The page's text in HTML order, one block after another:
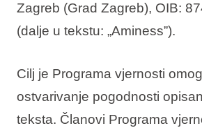
Brandovi
Blogovi
Zagreb (Grad Zagreb), OIB:
(dalje u tekstu: „Aminess”).
Cilj je Programa vjernosti
ostvarivanje pogodnosti
teksta. Članovi Programa